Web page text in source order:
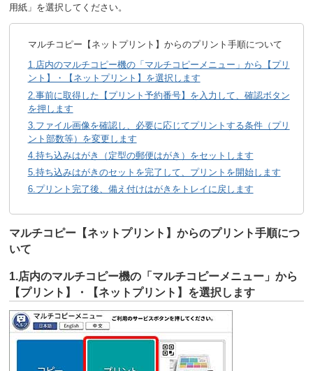
用紙」を選択してください。
マルチコピー【ネットプリント】からのプリント手順について
1.店内のマルチコピー機の「マルチコピーメニュー」から【プリ
ント】・【ネットプリント】を選択します
2.事前に取得した【プリント予約番号】を入力して、確認ボタン
を押します
3.ファイル画像を確認し、必要に応じてプリントする条件（プリ
ント部数等）を変更します
4.持ち込みはがき（定型の郵便はがき）をセットします
5.持ち込みはがきのセットを完了して、プリントを開始します
6.プリント完了後、備え付けはがきをトレイに戻します
マルチコピー【ネットプリント】からのプリント手順につ
いて
1.店内のマルチコピー機の「マルチコピーメニュー」から
【プリント】・【ネットプリント】を選択します